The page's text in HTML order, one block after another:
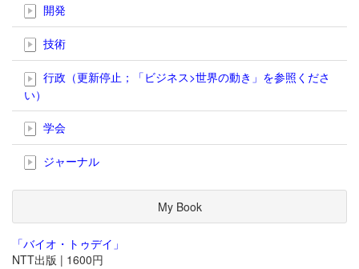
開発
技術
行政（更新停止；「ビジネス>世界の動き」を参照くださ
い）
学会
ジャーナル
My Book
「バイオ・トゥデイ」
NTT出版 | 1600円